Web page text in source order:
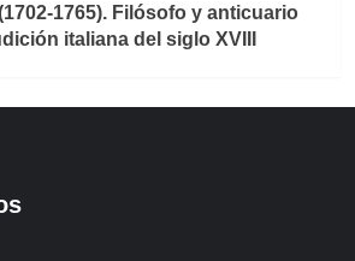
1765). Filósofo y anticuario
italiana del siglo XVIII